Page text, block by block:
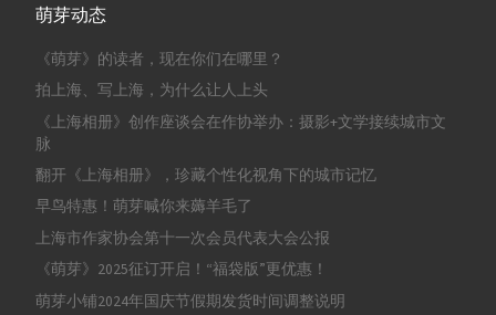
萌芽动态
《萌芽》的读者，现在你们在哪里？
拍上海、写上海，为什么让人上头
《上海相册》创作座谈会在作协举办：摄影+文学接续城市文
脉
翻开《上海相册》，珍藏个性化视角下的城市记忆
早鸟特惠！萌芽喊你来薅羊毛了
上海市作家协会第十一次会员代表大会公报
《萌芽》2025征订开启！“福袋版”更优惠！
萌芽小铺2024年国庆节假期发货时间调整说明